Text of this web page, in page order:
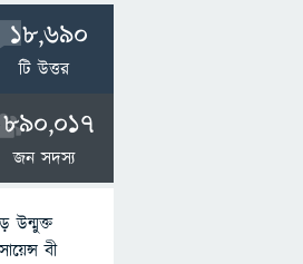
18,690
টি উত্তর
890,017
জন সদস্য
উন্মুক্ত
বী